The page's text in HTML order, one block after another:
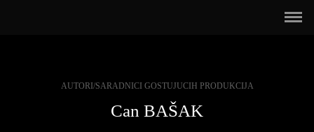
AUTORI/SARADNICI GOSTUJUCIH PRODUKCIJA
Can BAŠAK